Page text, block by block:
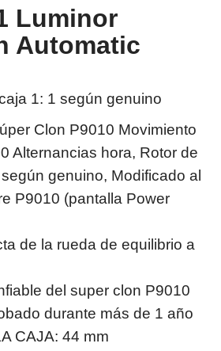
Luminor
Automatic
1: 1 según genuino
Clon P9010 Movimiento
Alternancias hora, Rotor de
genuino, Modificado al
P9010 (pantalla Power
de la rueda de equilibrio a
del super clon P9010
durante más de 1 año
CAJA: 44 mm